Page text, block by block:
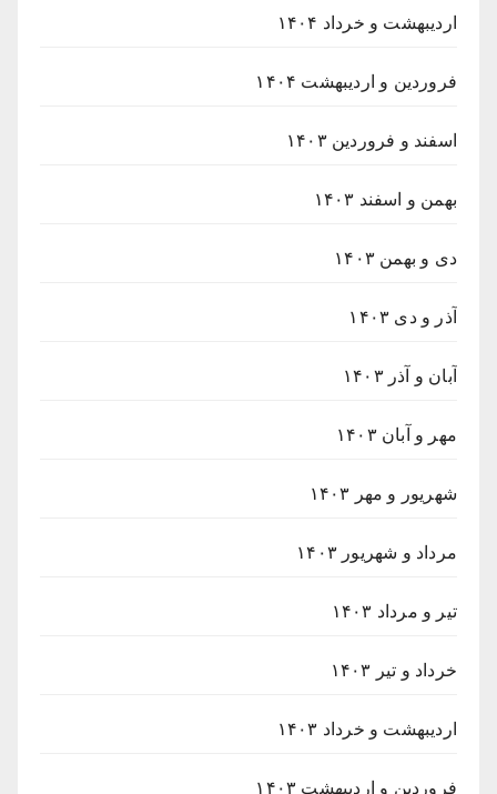
اردیبهشت و خرداد ۱۴۰۴
فروردین و اردیبهشت ۱۴۰۴
اسفند و فروردین ۱۴۰۳
بهمن و اسفند ۱۴۰۳
دی و بهمن ۱۴۰۳
آذر و دی ۱۴۰۳
آبان و آذر ۱۴۰۳
مهر و آبان ۱۴۰۳
شهریور و مهر ۱۴۰۳
مرداد و شهریور ۱۴۰۳
تیر و مرداد ۱۴۰۳
خرداد و تیر ۱۴۰۳
اردیبهشت و خرداد ۱۴۰۳
فروردین و اردیبهشت ۱۴۰۳